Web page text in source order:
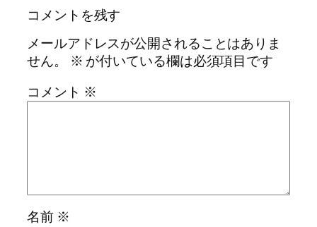
コメントを残す
メールアドレスが公開されることはありま
せん。
※ が付いている欄は必須項目です
コメント ※
名前 ※